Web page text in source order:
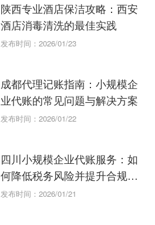
陕西专业酒店保洁攻略：西安
酒店消毒清洗的最佳实践
发布时间：2026/01/23
成都代理记账指南：小规模企
业代账的常见问题与解决方案
发布时间：2026/01/22
四川小规模企业代账服务：如
何降低税务风险并提升合规
性？
发布时间：2026/01/21